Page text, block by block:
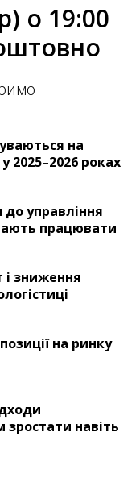
о 19:00
на
2025–2026 роках
управління
працювати
і зниження
на ринку
навіть